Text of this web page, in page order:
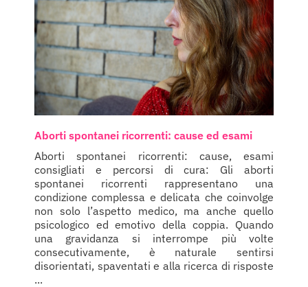
Aborti spontanei ricorrenti: cause ed esami
Aborti spontanei ricorrenti: cause, esami
consigliati e percorsi di cura: Gli aborti
spontanei ricorrenti rappresentano una
condizione complessa e delicata che coinvolge
non solo l’aspetto medico, ma anche quello
psicologico ed emotivo della coppia. Quando
una gravidanza si interrompe più volte
consecutivamente, è naturale sentirsi
disorientati, spaventati e alla ricerca di risposte
...